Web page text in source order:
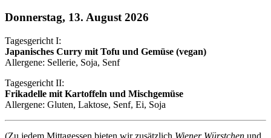
Donnerstag, 13. August 2026
Tagesgericht I:
Japanisches Curry mit Tofu und Gemüse (vegan)
Allergene: Sellerie, Soja, Senf
Tagesgericht II:
Frikadelle mit Kartoffeln und Mischgemüse
Allergene: Gluten, Laktose, Senf, Ei, Soja
(Zu jedem Mittagessen bieten wir zusätzlich Wiener Würstchen und